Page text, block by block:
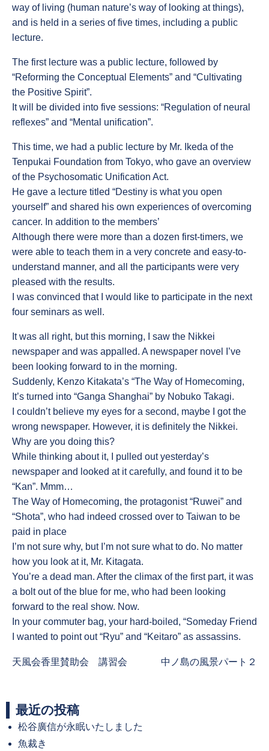
way of living (human nature’s way of looking at things),
and is held in a series of five times, including a public
lecture.
The first lecture was a public lecture, followed by
“Reforming the Conceptual Elements” and “Cultivating
the Positive Spirit”.
It will be divided into five sessions: “Regulation of neural
reflexes” and “Mental unification”.
This time, we had a public lecture by Mr. Ikeda of the
Tenpukai Foundation from Tokyo, who gave an overview
of the Psychosomatic Unification Act.
He gave a lecture titled “Destiny is what you open
yourself” and shared his own experiences of overcoming
cancer. In addition to the members’
Although there were more than a dozen first-timers, we
were able to teach them in a very concrete and easy-to-
understand manner, and all the participants were very
pleased with the results.
I was convinced that I would like to participate in the next
four seminars as well.
It was all right, but this morning, I saw the Nikkei
newspaper and was appalled. A newspaper novel I’ve
been looking forward to in the morning.
Suddenly, Kenzo Kitakata’s “The Way of Homecoming,
It’s turned into “Ganga Shanghai” by Nobuko Takagi.
I couldn’t believe my eyes for a second, maybe I got the
wrong newspaper. However, it is definitely the Nikkei.
Why are you doing this?
While thinking about it, I pulled out yesterday’s
newspaper and looked at it carefully, and found it to be
“Kan”. Mmm…
The Way of Homecoming, the protagonist “Ruwei” and
“Shota”, who had indeed crossed over to Taiwan to be
paid in place
I’m not sure why, but I’m not sure what to do. No matter
how you look at it, Mr. Kitagata.
You’re a dead man. After the climax of the first part, it was
a bolt out of the blue for me, who had been looking
forward to the real show. Now.
In your commuter bag, your hard-boiled, “Someday Friend
I wanted to point out “Ryu” and “Keitaro” as assassins.
Previous
天風会香里賛助会 講習会
Next
中ノ島の風景パート２
最近の投稿
松谷廣信が永眠いたしました
魚裁き